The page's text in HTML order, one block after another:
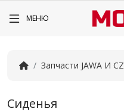
МЕНЮ
Запчасти JAWA И CZ
Сиденья